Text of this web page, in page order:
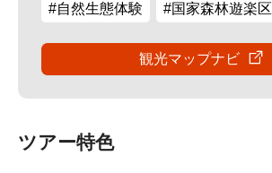
#自然生態体験 #国家森林遊楽区
観光マップナビ
ツアー特色